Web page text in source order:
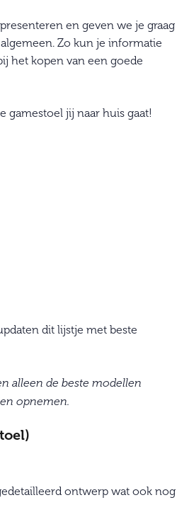
en geven we je graag
Zo kun je informatie
het kopen van een goede
gamestoel jij naar huis gaat!
dit lijstje met beste
alleen de beste modellen
opnemen.
ontwerp wat ook nog